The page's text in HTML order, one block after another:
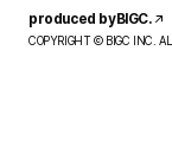
produced byBIGC.
COPYRIGHT Ⓒ BIGC INC.